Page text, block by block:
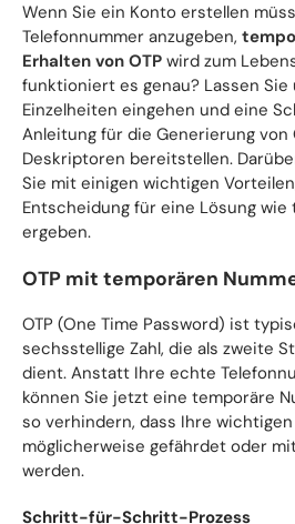
Wenn Sie ein Konto erstellen
Telefonnummer anzugeben,
Erhalten von OTP wird zum
funktioniert es genau? Lassen Sie
Einzelheiten eingehen und eine
Anleitung für die Generierung von
Deskriptoren bereitstellen.
Sie mit einigen wichtigen
Entscheidung für eine Lösung wie
ergeben.
OTP mit temporären
OTP (One Time Password) ist
sechsstellige Zahl, die als zweite
dient. Anstatt Ihre echte
können Sie jetzt eine temporäre
so verhindern, dass Ihre
möglicherweise gefährdet oder
werden.
Schritt-für-Schritt-Prozess